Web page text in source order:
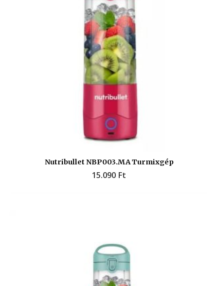
Nutribullet NBP003.MA Turmixgép
15.090 Ft